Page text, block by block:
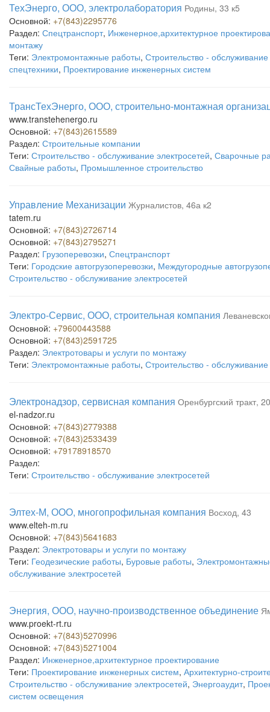
ТехЭнерго, ООО, электролаборатория Родины, 33 к5
Основной: +7(843)2295776
Раздел: Спецтранспорт, Инженерное,архитектурное
монтажу
Теги: Электромонтажные работы, Строительство - обслуживание
спецтехники, Проектирование инженерных систем
ТрансТехЭнерго, ООО, строительно-монтажная
www.transtehenergo.ru
Основной: +7(843)2615589
Раздел: Строительные компании
Теги: Строительство - обслуживание электросетей, Сварочные
Свайные работы, Промышленное строительство
Управление Механизации Журналистов, 46а к2
tatem.ru
Основной: +7(843)2726714
Основной: +7(843)2795271
Раздел: Грузоперевозки, Спецтранспорт
Теги: Городские автогрузоперевозки, Междугородные
Строительство - обслуживание электросетей
Электро-Сервис, ООО, строительная компания
Основной: +79600443588
Основной: +7(843)2591725
Раздел: Электротовары и услуги по монтажу
Теги: Электромонтажные работы, Строительство - обслуживание
Электронадзор, сервисная компания Оренбургский тракт, 20
el-nadzor.ru
Основной: +7(843)2779388
Основной: +7(843)2533439
Основной: +79178918570
Раздел:
Теги: Строительство - обслуживание электросетей
Элтех-М, ООО, многопрофильная компания Восход, 43
www.elteh-m.ru
Основной: +7(843)5641683
Раздел: Электротовары и услуги по монтажу
Теги: Геодезические работы, Буровые работы,
обслуживание электросетей
Энергия, ООО, научно-производственное объединение
www.proekt-rt.ru
Основной: +7(843)5270996
Основной: +7(843)5271004
Раздел: Инженерное,архитектурное проектирование
Теги: Проектирование инженерных систем, Архитектурно-
Строительство - обслуживание электросетей, Энергоаудит,
систем освещения